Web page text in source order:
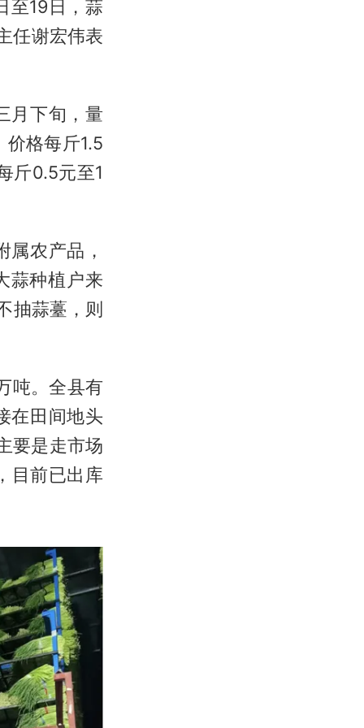
至19日，蒜
任谢宏伟表
月下旬，量
格每斤1.5
斤0.5元至1
农产品，
蒜种植户来
抽蒜薹，则
吨。全县有
在田间地头
要是走市场
目前已出库